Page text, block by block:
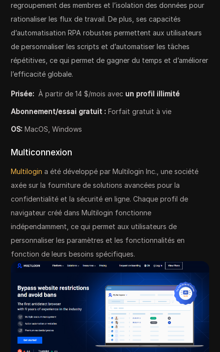
regroupement des membres et l’isolation des données pour
rationaliser les flux de travail. De plus, ses capacités
d’automatisation RPA robustes permettent aux utilisateurs
de personnaliser les scripts et d’automatiser les tâches
répétitives, ce qui permet de gagner du temps et d’améliorer
l’efficacité globale.
Prisée: À partir de 14 $/mois avec un profil illimité
Abonnement/essai gratuit : Forfait gratuit à vie
OS: MacOS, Windows
Multiconnexion
Multilogin a été développé par Multilogin Inc., une société
axée sur la fourniture de solutions avancées pour la
confidentialité et la sécurité en ligne. Chaque profil de
navigateur créé dans Multilogin fonctionne
indépendamment, ce qui permet aux utilisateurs de
personnaliser les paramètres et les fonctionnalités en
fonction de leurs besoins spécifiques.